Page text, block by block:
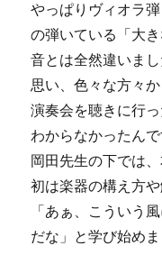
やっぱりヴィオラ
の弾いている「大
音とは全然違いま
思い、色々な方々
演奏会を聴きに行
わからなかったんで
岡田先生の下では
初は楽器の構え方や
「あぁ、こういう
だな」と学び始めま